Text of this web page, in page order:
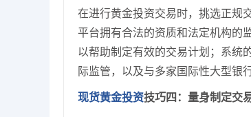
在进行黄金投资交易时，挑选正规
平台拥有合法的资质和法定机构的
以帮助制定有效的交易计划；系统
际监管，以及与多家国际性大型银
现货黄金投资技巧四：量身制定交